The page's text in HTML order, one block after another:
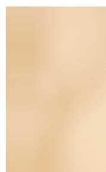
４．使用「AFTEE先享後付
時審查核予不同之上限額度
５．嚴禁一人註冊多個帳號
恩沛科技股份有限公司將有